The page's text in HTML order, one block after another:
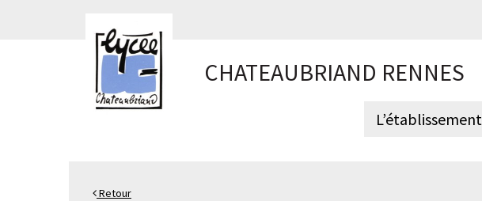
CHATEAUBRIAND RENNES
L’établissement
Retour